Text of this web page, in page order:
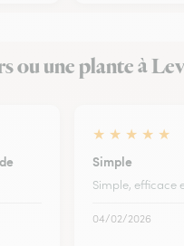
ou une plante à
★ ★ ★ ★ ★
Simple
Simple, efficace
04/02/2026